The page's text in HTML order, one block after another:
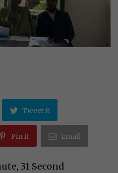
Tweet it
Pin it Email
31 Second